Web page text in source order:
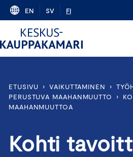
Skip
content
EN SV FI
ETUSIVU › VAIKUTTAMINEN ›
PERUSTUVA MAAHANMUUTTO
›
MAAHANMUUTTOA
Kohti